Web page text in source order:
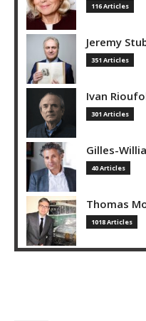
116 Articles
Jeremy
351 Articles
Ivan
301 Articles
Gilles-
40 Articles
Thomas
1018 Articles